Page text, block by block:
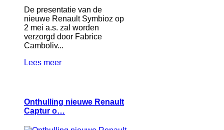
De presentatie van de
nieuwe Renault Symbioz op
2 mei a.s. zal worden
verzorgd door Fabrice
Camboliv...
Lees meer
Onthulling nieuwe Renault
Captur o…